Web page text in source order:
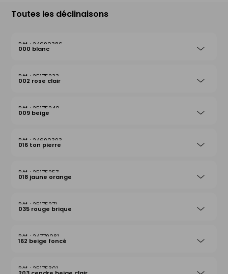
Toutes les déclinaisons
24690386
000 blanc
25175233
002 rose clair
25175240
009 beige
24690393
016 ton pierre
25175257
018 jaune orange
25175271
035 rouge brique
24779081
162 beige foncé
25175301